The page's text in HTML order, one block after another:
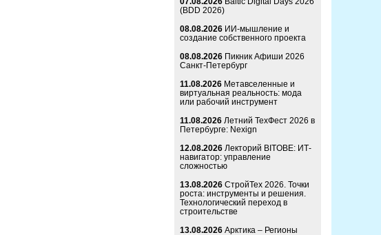
(BDD 2026)
08.08.2026 ИИ-мышление и
создание собственного проекта
08.08.2026 Пикник Афиши 2026
Санкт-Петербург
11.08.2026 Метавселенные и
виртуальная реальность: мода
или рабочий инструмент
11.08.2026 Летний ТехФест 2026 в
Петербурге: Nexign
12.08.2026 Лекторий BITOBE: ИТ-
навигатор: управление
сложностью
13.08.2026 СтройТех 2026. Точки
роста: инструменты и решения.
Технологический переход в
строительстве
13.08.2026 Арктика – Регионы